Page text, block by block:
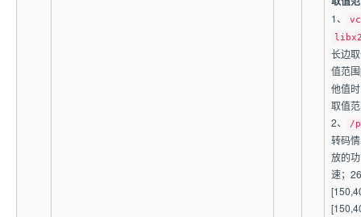
1、
长边
值范
他值
取值
2、
/
转码
放的
速；